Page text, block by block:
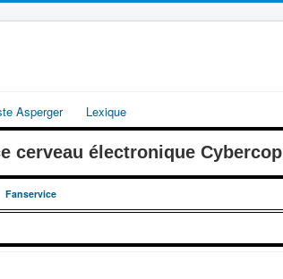
Asperger Lexique
cerveau électronique Cybercop
Fanservice